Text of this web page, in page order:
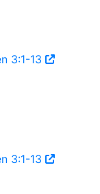
3:1-13
3:1-13